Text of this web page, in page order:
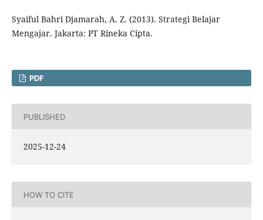
Syaiful Bahri Djamarah, A. Z. (2013). Strategi Belajar
Mengajar. Jakarta: PT Rineka Cipta.
PDF
PUBLISHED
2025-12-24
HOW TO CITE